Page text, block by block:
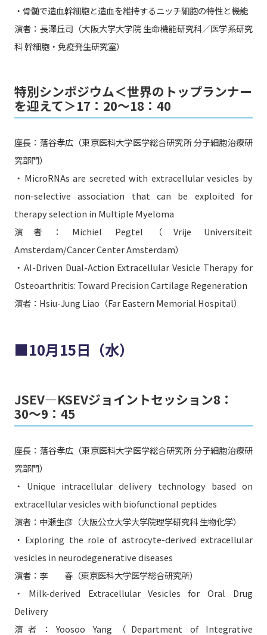
・骨髄で造血幹細胞と造血を維持するニッチ細胞の特性と機能
演者：長澤丘司（大阪大学大学院 生命機能研究科／医学系研究
科 幹細胞・免疫発生研究室）
特別シンポジウム＜世界のトップランナー
を迎えて＞17：20〜18：40
座長：落谷孝広（東京医科大学医学総合研究所 分子細胞治療研
究部門）
・MicroRNAs are secreted with extracellular vesicles by
non-selective association that can be exploited for
therapy selection in Multiple Myeloma
演者：Michiel Pegtel（Vrije Universiteit
Amsterdam/Cancer Center Amsterdam）
・AI-Driven Dual-Action Extracellular Vesicle Therapy for
Osteoarthritis: Toward Precision Cartilage Regeneration
演者：Hsiu-Jung Liao（Far Eastern Memorial Hospital）
■10月15日（水）
JSEV―KSEVジョイントセッション8：
30〜9：45
座長：落谷孝広（東京医科大学医学総合研究所 分子細胞治療研
究部門）
・Unique intracellular delivery technology based on
extracellular vesicles with biofunctional peptides
演者：中瀬生彦（大阪公立大学大学院理学研究科 生物化学）
・Exploring the role of astrocyte-derived extracellular
vesicles in neurodegenerative diseases
演者：李 春（東京医科大学医学総合研究所）
・Milk-derived Extracellular Vesicles for Oral Drug
Delivery
演者：Yoosoo Yang（Department of Integrative